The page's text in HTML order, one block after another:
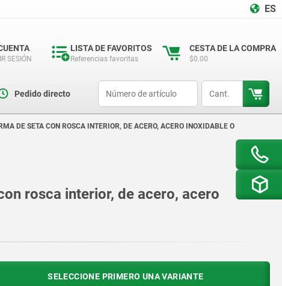
ES
SESIÓN
LISTA DE FAVORITOS
Referencias favoritas
CESTA DE LA COMPRA
$0.00
Pedido directo
DE SETA CON ROSCA INTERIOR, DE ACERO, ACERO INOXIDABLE O
rosca interior, de acero, acero
SELECCIONE PRIMERO UNA VARIANTE